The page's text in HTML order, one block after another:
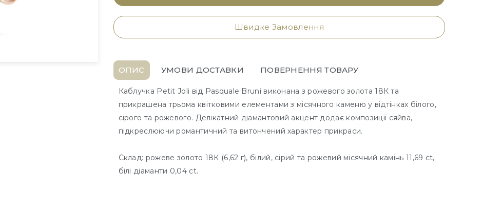
Швидке Замовлення
ОПИС УМОВИ ДОСТАВКИ ПОВЕРНЕННЯ ТОВАРУ
Каблучка Petit Joli від Pasquale Bruni виконана з рожевого золота 18К та
прикрашена трьома квітковими елементами з місячного каменю у відтінках білого,
сірого та рожевого. Делікатний діамантовий акцент додає композиції сяйва,
підкреслюючи романтичний та витончений характер прикраси.
Склад: рожеве золото 18К (6,62 г), білий, сірий та рожевий місячний камінь 11,69 ct,
білі діаманти 0,04 ct.